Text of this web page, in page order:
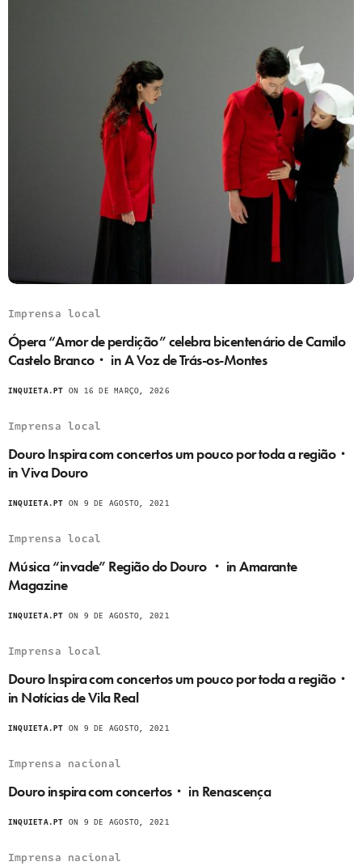
Imprensa local
Ópera “Amor de perdição” celebra bicentenário de Camilo
Castelo Branco・ in A Voz de Trás-os-Montes
INQUIETA.PT ON 16 DE MARÇO, 2026
Imprensa local
Douro Inspira com concertos um pouco por toda a região・
in Viva Douro
INQUIETA.PT ON 9 DE AGOSTO, 2021
Imprensa local
Música “invade” Região do Douro ・ in Amarante
Magazine
INQUIETA.PT ON 9 DE AGOSTO, 2021
Imprensa local
Douro Inspira com concertos um pouco por toda a região・
in Notícias de Vila Real
INQUIETA.PT ON 9 DE AGOSTO, 2021
Imprensa nacional
Douro inspira com concertos・ in Renascença
INQUIETA.PT ON 9 DE AGOSTO, 2021
Imprensa nacional